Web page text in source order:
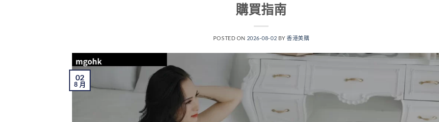
購買指南
POSTED ON 2026-08-02 BY香港美購
02
8 月